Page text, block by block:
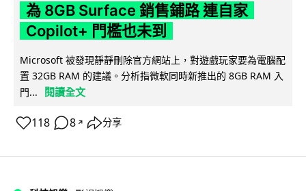
為 8GB Surface 銷售鋪路 連自家
Copilot+ 門檻也未到
Microsoft 被發現靜靜刪除官方網站上，對遊戲玩家要為電腦配
置 32GB RAM 的建議。分析指微軟同時新推出的 8GB RAM 入
門...
閱讀全文
118 8 ↗ 分享